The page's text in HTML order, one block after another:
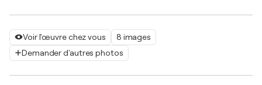
Voir l'œuvre chez vous
8 images
Demander d'autres photos